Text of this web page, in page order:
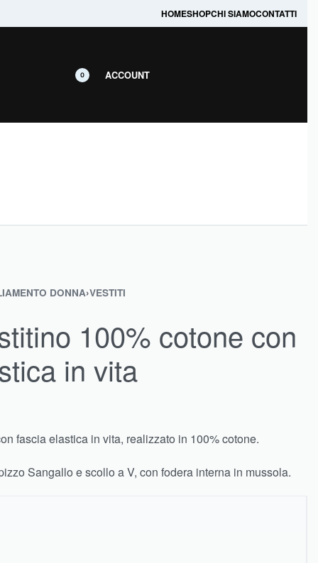
HOMESHOPCHI SIAMOCONTATTI
0 ACCOUNT
DONNA›VESTITI
100% cotone con
in vita
fascia elastica in vita, realizzato in 100% cotone.
Sangallo e scollo a V, con fodera interna in mussola.